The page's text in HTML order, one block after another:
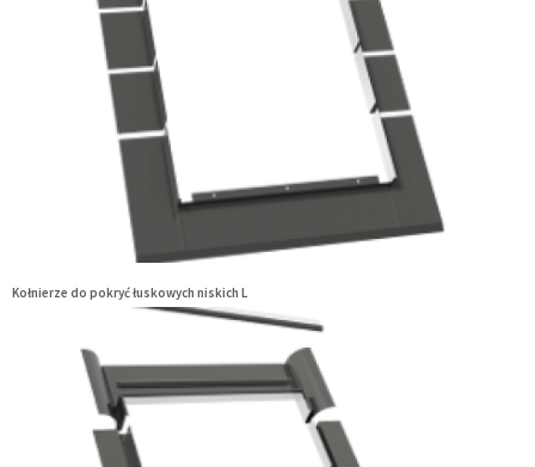
Kołnierze do pokryć łuskowych niskich L